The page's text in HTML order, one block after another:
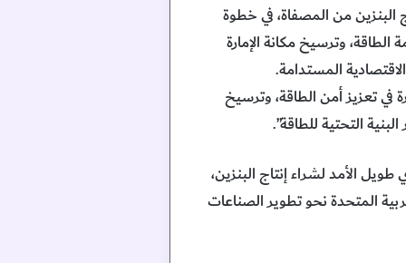
البنزين من المصفاة، في خطوة
وترسيخ مكانة الإمارة
المستدامة.
في تعزيز أمن الطاقة، وترسيخ
التحتية للطاقة”.
الأمد لشراء إنتاج البنزين،
المتحدة نحو تطوير الصناعات